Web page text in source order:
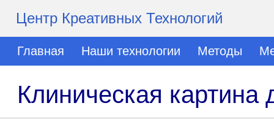
Центр Креативных Технологий
Главная Наши технологии Методы
Клиническая картина